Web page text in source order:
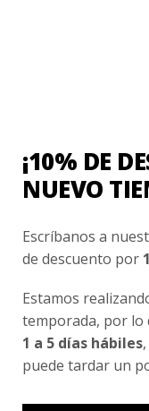
1 de 5 estrellas
3 de 5 estrellas
Tu valoración*
¡10% DE
NUEVO
Escríbanos a
de descuento por
Estamos
temporada, por lo
1 a 5 días hábiles
puede tardar un